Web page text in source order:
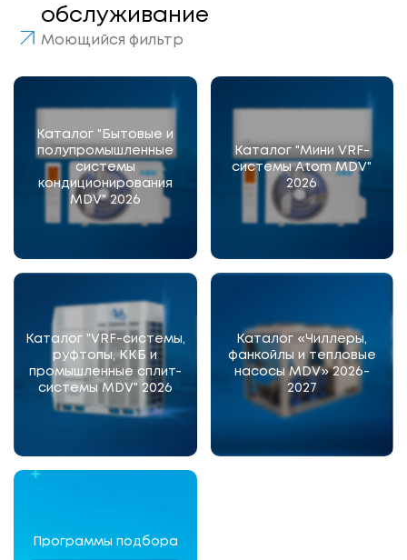
обслуживание
Моющийся фильтр
Каталог "Бытовые и
полупромышленные
системы
кондиционирования
MDV" 2026
Каталог "Мини VRF-
системы Atom MDV"
2026
Каталог "VRF-системы,
руфтопы, ККБ и
промышленные сплит-
системы MDV" 2026
Каталог «Чиллеры,
фанкойлы и тепловые
насосы MDV» 2026-
2027
Программы подбора